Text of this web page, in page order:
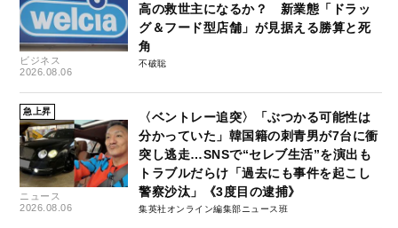
ビジネス
2026.08.06
高の救世主になるか？ 新業態「ドラッ
グ＆フード型店舗」が見据える勝算と死
角
不破聡
急上昇
ニュース
2026.08.06
〈ベントレー追突〉「ぶつかる可能性は
分かっていた」韓国籍の刺青男が7台に衝
突し逃走…SNSで“セレブ生活”を演出も
トラブルだらけ「過去にも事件を起こし
警察沙汰」《3度目の逮捕》
集英社オンライン編集部ニュース班